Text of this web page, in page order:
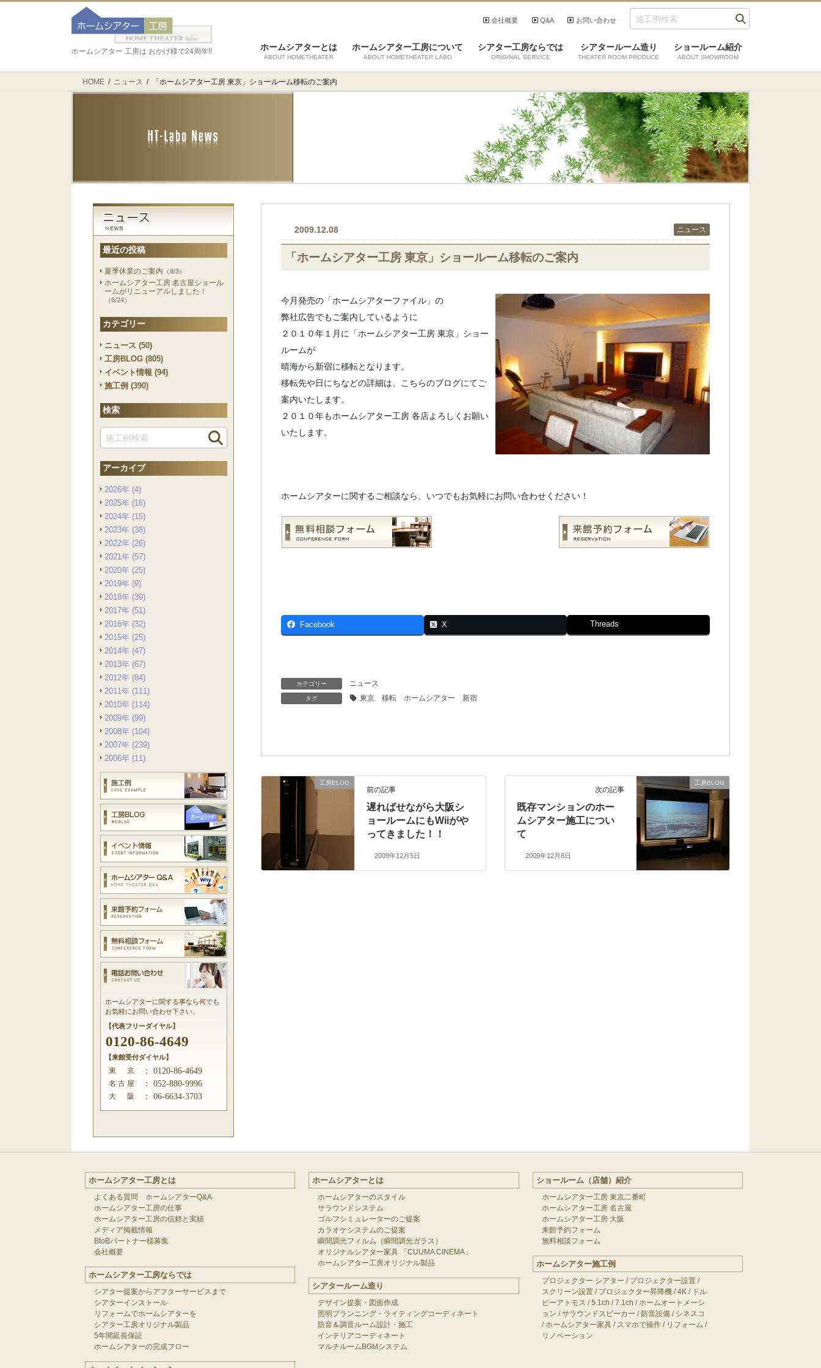
お問い合わせ
Q&A
会社概要
ホームシアター 工房は おかげ様で24周年!! ホームシアターとは
ABOUT HOMETHEATER
ホームシアター工房について
ABOUT HOMETHEATER LABO
シアター工房ならでは
ORIGINAL SERVICE
シアタールーム造り
THEATER ROOM PRODUCE
ショールーム紹介
ABOUT SHOWROOM
HOME ニュース 「ホームシアター工房 東京」ショールーム移転のご案内
最近の投稿
夏季休業のご案内 （8/3）
ホームシアター工房 名古屋ショール
ームがリニューアルしました！
（6/24）
カテゴリー
ニュース (50)
工房BLOG (805)
イベント情報 (94)
施工例 (390)
検索
アーカイブ
2026年 (4)
2025年 (16)
2024年 (15)
2023年 (38)
2022年 (26)
2021年 (57)
2020年 (25)
2019年 (9)
2018年 (39)
2017年 (51)
2016年 (32)
2015年 (25)
2014年 (47)
2013年 (67)
2012年 (84)
2011年 (111)
2010年 (114)
2009年 (99)
2008年 (104)
2007年 (239)
2006年 (11)
ホームシアターに関する事なら何でも
お気軽にお問い合わせ下さい。
【代表フリーダイヤル】
0120-86-4649
【来館受付ダイヤル】
東 京 ： 0120-86-4649
名 古 屋 ： 052-880-9996
大 阪 ： 06-6634-3703
2009.12.08 ニュース
「ホームシアター工房 東京」ショールーム移転のご案内
今月発売の「ホームシアターファイル」の
弊社広告でもご案内しているように
２０１０年１月に「ホームシアター工房 東京」ショー
ルームが
晴海から新宿に移転となります。
移転先や日にちなどの詳細は、こちらのブログにてご
案内いたします。
２０１０年もホームシアター工房 各店よろしくお願い
いたします。
ホームシアターに関するご相談なら、いつでもお気軽にお問い合わせください！
Facebook X Threads
カテゴリー ニュース
タグ 東京 移転 ホームシアター 新宿
工房BLOG
前の記事
遅ればせながら大阪シ
ョールームにもWiiがや
ってきました！！
2009年12月5日
工房BLOG
次の記事
既存マンションのホー
ムシアター施工につい
て
2009年12月8日
ホームシアター工房とは
よくある質問 ホームシアターQ&A
ホームシアター工房の仕事
ホームシアター工房の信頼と実績
メディア掲載情報
BtoBパートナー様募集
会社概要
ホームシアター工房ならでは
シアター提案からアフターサービスまで
シアターインストール
リフォームでホームシアターを
シアター工房オリジナル製品
5年間延長保証
ホームシアターの完成フロー
ホームシアターとは
ホームシアターのスタイル
サラウンドシステム
ゴルフシミュレーターのご提案
カラオケシステムのご提案
瞬間調光フィルム（瞬間調光ガラス）
オリジナルシアター家具 「CUUMA CINEMA」
ホームシアター工房オリジナル製品
シアタールーム造り
デザイン提案・図面作成
照明プランニング・ライティングコーディネート
防音＆調音ルーム設計・施工
インテリアコーディネート
マルチルームBGMシステム
ショールーム（店舗）紹介
ホームシアター工房 東京二番町
ホームシアター工房 名古屋
ホームシアター工房 大阪
来館予約フォーム
無料相談フォーム
ホームシアター施工例
プロジェクター シアター / プロジェクター設置/
スクリーン設置/ プロジェクター昇降機/4K / ドル
ビーアトモス /5.1ch /7.1ch / ホームオートメーシ
ョン /サラウンドスピーカー /防音設備/ シネスコ
/ ホームシアター家具/ スマホで操作/ リフォーム /
リノベーション